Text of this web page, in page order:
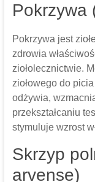
Pokrzywa
Pokrzywa jest
zdrowia
ziołolecznictwie.
ziołowego do
odżywia,
przekształcaniu
stymuluje wzrost
Skrzyp
arvense)